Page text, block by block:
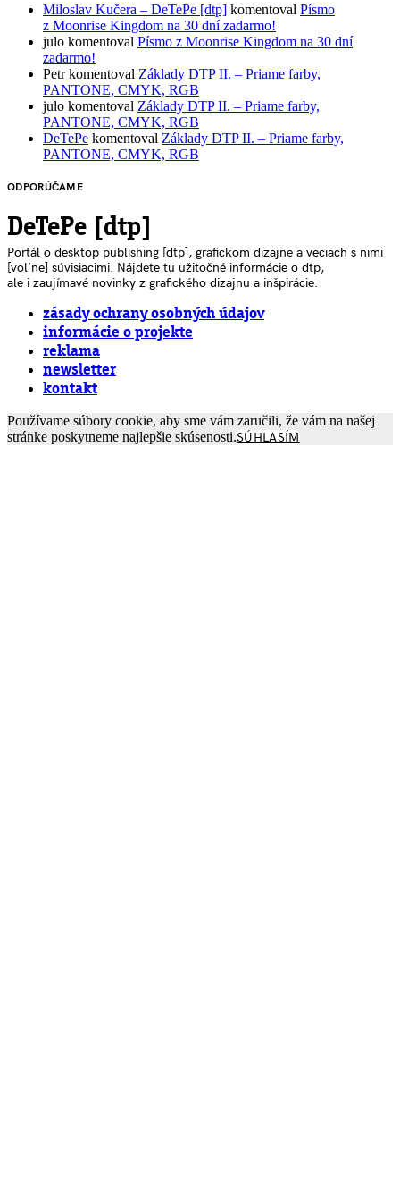
Miloslav Kučera – DeTePe [dtp] komentoval Písmo
z Moonrise Kingdom na 30 dní zadarmo!
julo komentoval Písmo z Moonrise Kingdom na 30 dní
zadarmo!
Petrkomentoval Základy DTP II. – Priame farby,
PANTONE, CMYK, RGB
julo komentoval Základy DTP II. – Priame farby,
PANTONE, CMYK, RGB
DeTePe komentoval Základy DTP II. – Priame farby,
PANTONE, CMYK, RGB
ODPORÚČAME
DeTePe [dtp]
Portál o desktop publishing [dtp], grafickom dizajne a veciach s nimi
[voľne] súvisiacimi. Nájdete tu užitočné informácie o dtp,
ale i zaujímavé novinky z grafického dizajnu a inšpirácie.
zásady ochrany osobných údajov
informácie o projekte
reklama
newsletter
kontakt
Používame súbory cookie, aby sme vám zaručili, že vám na našej
stránke poskytneme najlepšie skúsenosti.SÚHLASÍM